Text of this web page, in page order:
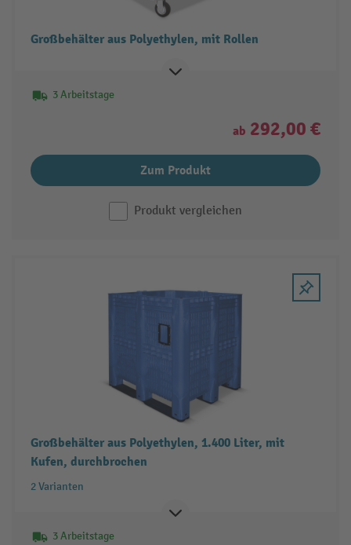
Großbehälter aus Polyethylen, mit Rollen
3 Arbeitstage
ab 292,00 €
Zum Produkt
Produkt vergleichen
Großbehälter aus Polyethylen, 1.400 Liter, mit
Kufen, durchbrochen
2 Varianten
3 Arbeitstage